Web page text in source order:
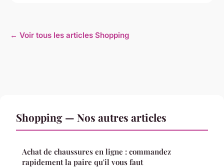
← Voir tous les articles Shopping
Shopping — Nos autres articles
Achat de chaussures en ligne : commandez
rapidement la paire qu'il vous faut